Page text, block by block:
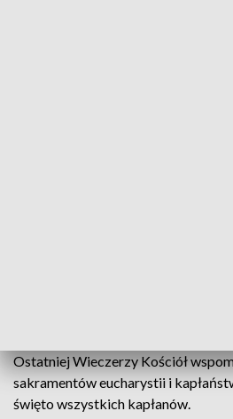
Ostatniej Wieczerzy Kościół
sakramentów eucharystii i
święto wszystkich kapłanów.